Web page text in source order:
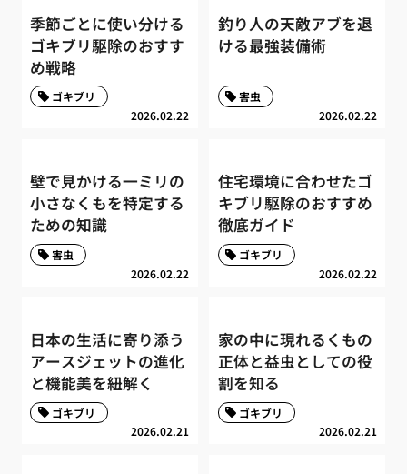
季節ごとに使い分ける
ゴキブリ駆除のおすす
め戦略
2026.02.22
ゴキブリ
釣り人の天敵アブを退
ける最強装備術
2026.02.22
害虫
壁で見かける一ミリの
小さなくもを特定する
ための知識
2026.02.22
害虫
住宅環境に合わせたゴ
キブリ駆除のおすすめ
徹底ガイド
2026.02.22
ゴキブリ
日本の生活に寄り添う
アースジェットの進化
と機能美を紐解く
2026.02.21
ゴキブリ
家の中に現れるくもの
正体と益虫としての役
割を知る
2026.02.21
ゴキブリ